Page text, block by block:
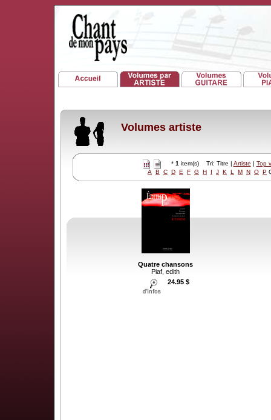
Volumes artiste
* 1 item(s) Tri: Titre | Artiste | Top
A
B C D E F G H I J K L M N O P
Quatre chansons
Piaf, edith
24.95 $